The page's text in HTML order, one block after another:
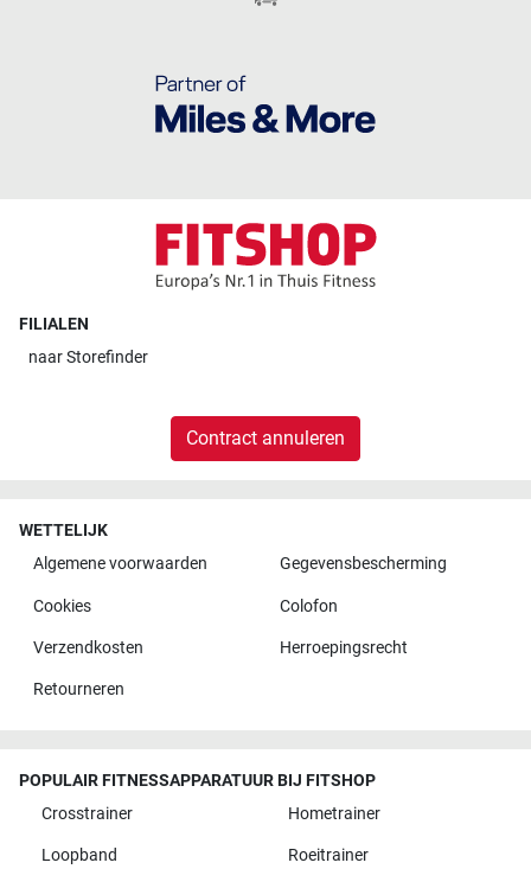
FILIALEN
naarStorefinder
Contract annuleren
WETTELIJK
Algemene voorwaarden
Gegevensbescherming
Cookies Colofon
Verzendkosten Herroepingsrecht
Retourneren
POPULAIR FITNESSAPPARATUUR BIJ FITSHOP
Crosstrainer
Hometrainer
Loopband Roeitrainer